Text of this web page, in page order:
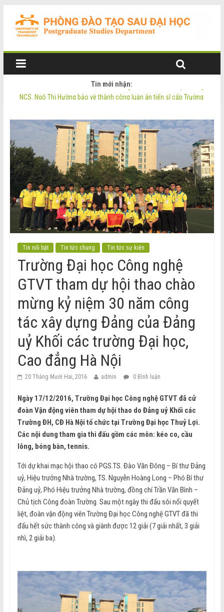
Tin mới nhận:
NCS. Phạm Thị Oanh bảo vệ thành công luận án tiến sĩ cấp Trường
Thông tin luận án tiến sĩ của NCS. Phạm Thị Oanh
Thông tin luận án tiến sĩ của NCS. Ngô Thị Hường
Tin nổi bật Tin tức chung Tin tức sự kiện
Trường Đại học Công nghệ
GTVT tham dự hội thao chào
mừng kỷ niệm 30 năm công
tác xây dựng Đảng của Đảng
uỷ Khối các trường Đại học,
Cao đẳng Hà Nội
20 Tháng Mười Hai, 2016 admin 0 Bình luận
Ngày 17/12/2016, Trường Đại học Công nghệ GTVT đã cử
đoàn Vận động viên tham dự hội thao do Đảng uỷ Khối các
Trường ĐH, CĐ Hà Nội tổ chức tại Trường Đại học Thuỷ Lợi.
Các nội dung tham gia thi đấu gồm các môn: kéo co, cầu
lông, bóng bàn, tennis.
Tới dự khai mạc hội thao có PGS.TS. Đào Văn Đông – Bí thư Đảng
uỷ, Hiệu trưởng Nhà trường, TS. Nguyễn Hoàng Long – Phó Bí thư
Đảng uỷ, Phó Hiệu trưởng Nhà trường, đồng chí Trần Văn Bình –
Chủ tịch Công đoàn Trường. Sau một ngày thi đấu sôi nổi quyết
liệt, đoàn vận động viên Trường Đại học Công nghệ GTVT đã thi
đấu hết sức thành công và giành được 12 giải (7 giải nhất, 3 giải
nhì, 2 giải ba).